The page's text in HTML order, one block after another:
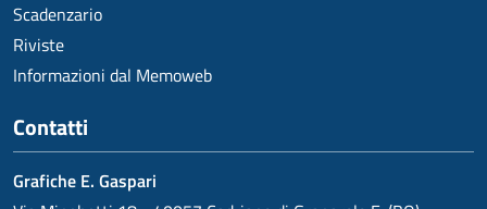
Scadenzario
Riviste
Informazioni dal Memoweb
Contatti
Grafiche E. Gaspari